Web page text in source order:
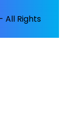
All Rights